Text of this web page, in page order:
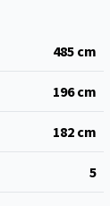
485 cm
196cm
182 cm
5